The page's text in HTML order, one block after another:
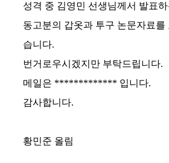
성격 중 김영민 선생님께서 발표
동고분의 갑옷과 투구 논문자료를
습니다.
번거로우시겠지만 부탁드립니다.
메일은 ************* 입니다.
감사합니다.
황민준 올림